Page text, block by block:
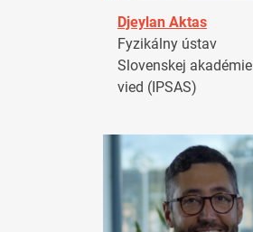
Djeylan Aktas
Fyzikálny ústav
Slovenskej akadémie
vied (IPSAS)